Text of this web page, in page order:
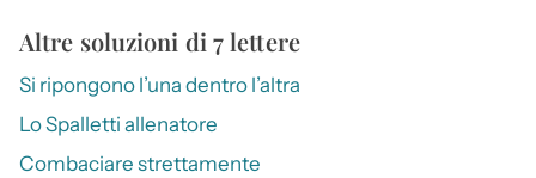
Altre soluzioni di 7 lettere
Si ripongono l’una dentro l’altra
Lo Spalletti allenatore
Combaciare strettamente